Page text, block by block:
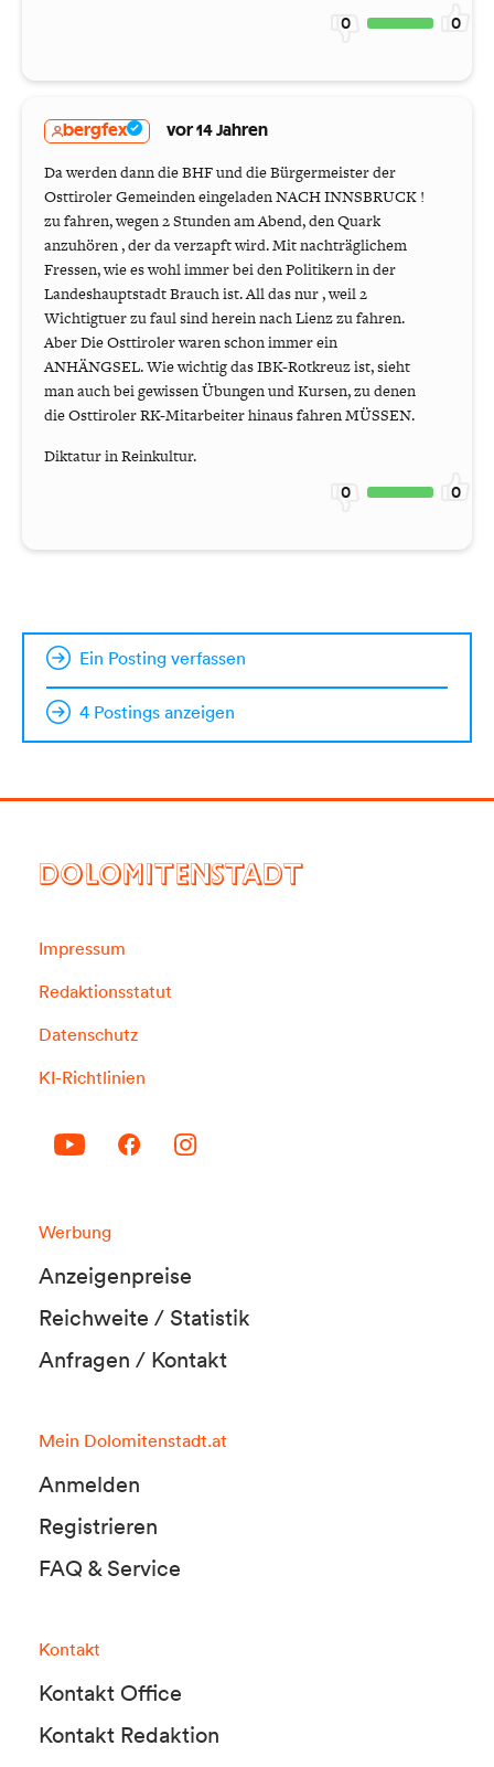
0 0
bergfex vor 14 Jahren
Da werden dann die BHF und die Bürgermeister der
Osttiroler Gemeinden eingeladen NACH INNSBRUCK !
zu fahren, wegen 2 Stunden am Abend, den Quark
anzuhören , der da verzapft wird. Mit nachträglichem
Fressen, wie es wohl immer bei den Politikern in der
Landeshauptstadt Brauch ist. All das nur , weil 2
Wichtigtuer zu faul sind herein nach Lienz zu fahren.
Aber Die Osttiroler waren schon immer ein
ANHÄNGSEL. Wie wichtig das IBK-Rotkreuz ist, sieht
man auch bei gewissen Übungen und Kursen, zu denen
die Osttiroler RK-Mitarbeiter hinaus fahren MÜSSEN.
Diktatur in Reinkultur.
0 0
Ein Posting verfassen
4 Postings anzeigen
DOLOMITENSTADT
Impressum
Redaktionsstatut
Datenschutz
KI-Richtlinien
Werbung
Anzeigenpreise
Reichweite / Statistik
Anfragen / Kontakt
Mein Dolomitenstadt.at
Anmelden
Registrieren
FAQ & Service
Kontakt
Kontakt Office
Kontakt Redaktion